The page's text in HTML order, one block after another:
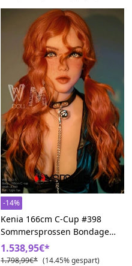
-14%
Kenia 166cm C-Cup #398
Sommersprossen Bondage
Entzückend Sexpuppen
1.538,95€*
1.798,99€* (14.45% gespart)